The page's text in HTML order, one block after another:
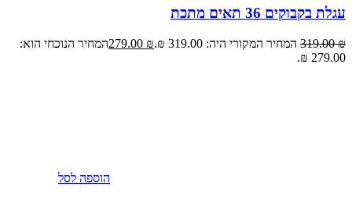
עגלת בקבוקים 36 תאים מתכת
319.00₪ המחיר המקורי היה: 319.00 ₪. 279.00 ₪
המחיר הנוכחי הוא:
279.00 ₪.
הוספה לסל